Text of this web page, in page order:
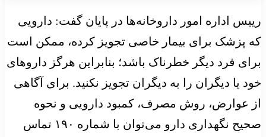
رییس اداره امور داروخانه‌ها در پایان گفت: دارویی
که پزشک برای بیمار خاصی تجویز کرده، ممکن است
برای فرد دیگر خطرناک باشد؛ بنابراین هرگز داروهای
خود یا دیگران را به دیگران تجویز نکنید. برای آگاهی
از عوارض، روش مصرف، کمبود دارویی و نحوه
صحیح نگهداری دارو می‌توان با شماره ۱۹۰ تماس